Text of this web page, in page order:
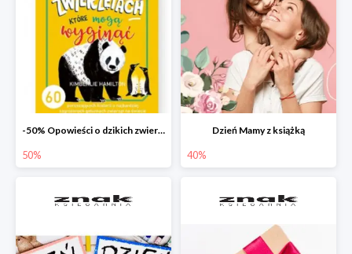
-50% Opowieści o dzikich zwierzętach
50%
Dzień Mamy z książką
40%